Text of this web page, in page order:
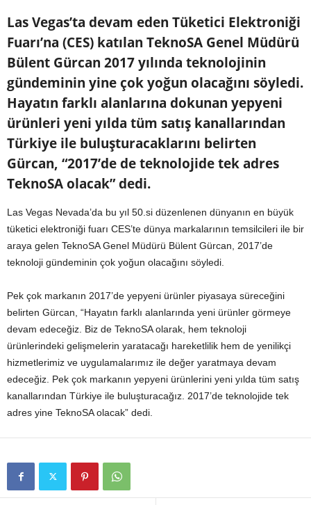
Las Vegas’ta devam eden Tüketici Elektroniği
Fuarı’na (CES) katılan TeknoSA Genel Müdürü
Bülent Gürcan 2017 yılında teknolojinin
gündeminin yine çok yoğun olacağını söyledi.
Hayatın farklı alanlarına dokunan yepyeni
ürünleri yeni yılda tüm satış kanallarından
Türkiye ile buluşturacaklarını belirten
Gürcan, “2017’de de teknolojide tek adres
TeknoSA olacak” dedi.
Las Vegas Nevada’da bu yıl 50.si düzenlenen dünyanın en büyük
tüketici elektroniği fuarı CES’te dünya markalarının temsilcileri ile bir
araya gelen TeknoSA Genel Müdürü Bülent Gürcan, 2017’de
teknoloji gündeminin çok yoğun olacağını söyledi.
Pek çok markanın 2017’de yepyeni ürünler piyasaya süreceğini
belirten Gürcan, “Hayatın farklı alanlarında yeni ürünler görmeye
devam edeceğiz. Biz de TeknoSA olarak, hem teknoloji
ürünlerindeki gelişmelerin yaratacağı hareketlilik hem de yenilikçi
hizmetlerimiz ve uygulamalarımız ile değer yaratmaya devam
edeceğiz. Pek çok markanın yepyeni ürünlerini yeni yılda tüm satış
kanallarından Türkiye ile buluşturacağız. 2017’de teknolojide tek
adres yine TeknoSA olacak” dedi.